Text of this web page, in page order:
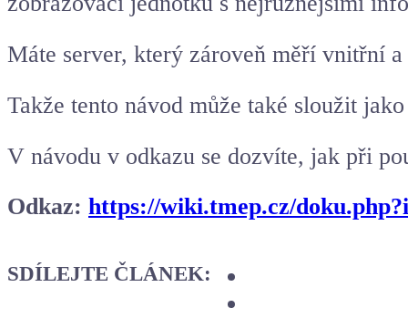
Máte server, který zároveň měří vnitřní
Takže tento návod může také sloužit
V návodu v odkazu se dozvíte, jak při
Odkaz: https://wiki.tmep.cz/
SDÍLEJTE ČLÁNEK: